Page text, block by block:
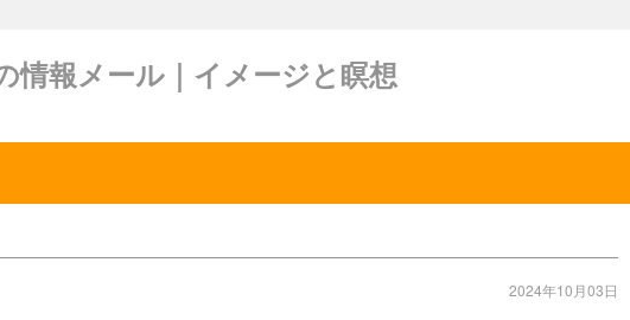
情報メール｜イメージと瞑想
2024年10月03日